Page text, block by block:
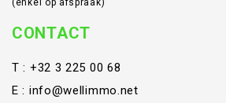
CONTACT
T : +32 3 225 00 68
E : info@wellimmo.net